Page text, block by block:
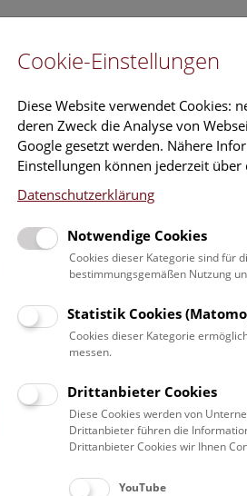
Ausstellung Forschung
Kindergarten- und
Cookie-Einstellungen
Diese Website verwendet Cookies:
deren Zweck die Analyse von
Google gesetzt werden. Nähere
Einstellungen können jederzeit
Datenschutzerklärung
Notwendige Cookies
Cookies dieser Kategorie sind für
bestimmungsgemäßen Nutzung
Statistik Cookies
Cookies dieser Kategorie
messen.
Drittanbieter Cookies
Diese Cookies werden von
Drittanbieter führen die
Drittanbieter Cookies wir Ihnen
YouTube